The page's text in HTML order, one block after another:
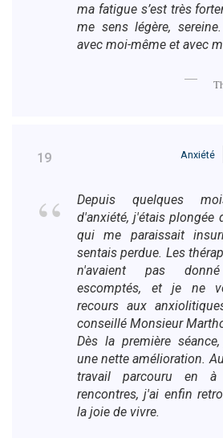
ma fatigue s’est très
me sens légère,
avec moi-même et avec
19 Anxiété
Depuis quelques
d'anxiété, j'étais plongée
qui me paraissait
sentais perdue. Les
n'avaient pas
escomptés, et je ne
recours aux
conseillé Monsieur
Dès la première
une nette amélioration.
travail parcouru en à
rencontres, j'ai enfin
la joie de vivre.